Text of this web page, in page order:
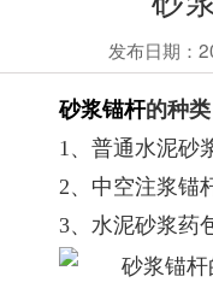
发布日期：
砂浆锚杆的种类
1、普通水泥砂
2、中空注浆锚
3、水泥砂浆药